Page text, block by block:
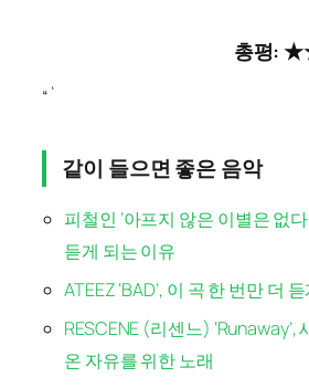
총평:
“`
같이 들으면 좋은 음악
피철인 ‘아프지 않은 이별은 없
듣게 되는 이유
ATEEZ ‘BAD’, 이 곡 한 번만 더
RESCENE (리센느)
온 자유를 위한 노래